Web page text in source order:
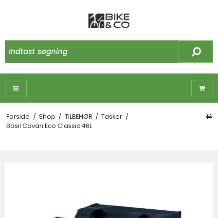
Forside / Shop / TILBEHØR / Tasker /
Basil Cavan Eco Classic 46L